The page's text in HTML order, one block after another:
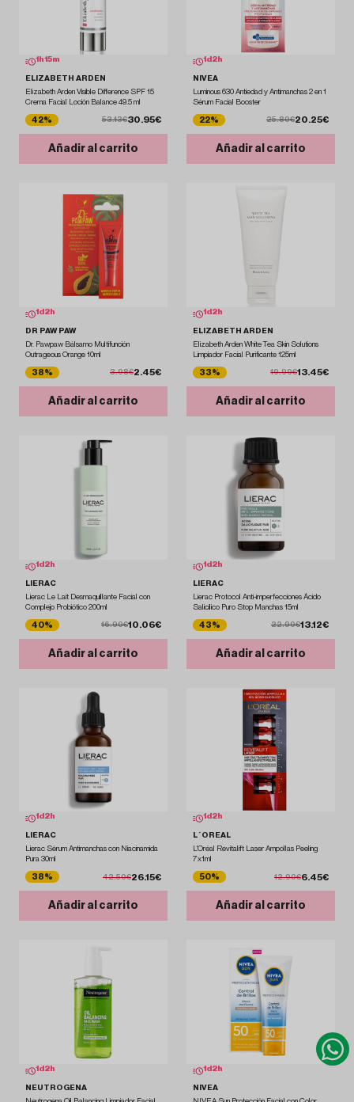
1 h15m
ELIZABETH ARDEN
Elizabeth Arden Visible Difference SPF 15
Crema Facial Loción Balance 49.5 ml
42% 53.13€30.95€
Añadir al carrito
1 d 2 h
NIVEA
Luminous 630 Antiedad y Antimanchas 2 en 1
Sérum Facial Booster
22% 25.80€20.25€
Añadir al carrito
1 d 2 h
DR PAW PAW
Dr. Pawpaw Bálsamo Multifunción
Outrageous Orange 10ml
38% 3.98€2.45€
Añadir al carrito
1 d 2 h
ELIZABETH ARDEN
Elizabeth Arden White Tea Skin Solutions
Limpiador Facial Purificante 125ml
33% 19.99€13.45€
Añadir al carrito
1 d 2 h
LIERAC
Lierac Le Lait Desmaquillante Facial con
Complejo Probiótico 200ml
40% 16.90€10.06€
Añadir al carrito
1 d 2 h
LIERAC
Lierac Protocol Anti-imperfecciones Ácido
Salicílico Puro Stop Manchas 15ml
43% 22.99€13.12€
Añadir al carrito
1 d 2 h
LIERAC
Lierac Sérum Antimanchas con Niacinamida
Pura 30ml
38% 42.50€26.15€
Añadir al carrito
1 d 2 h
L´OREAL
L'Oréal Revitalift Laser Ampollas Peeling
7x1ml
50% 12.90€6.45€
Añadir al carrito
1 d 2 h
NEUTROGENA
1 d 2 h
NIVEA